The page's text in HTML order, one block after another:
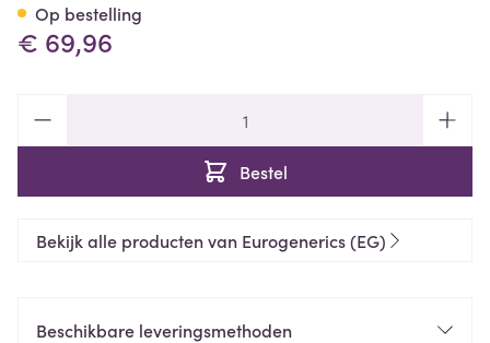
€ 69,96
Bestel
Op bestelling
Bekijk alle producten van Eurogenerics (EG)
Beschikbare leveringsmethoden